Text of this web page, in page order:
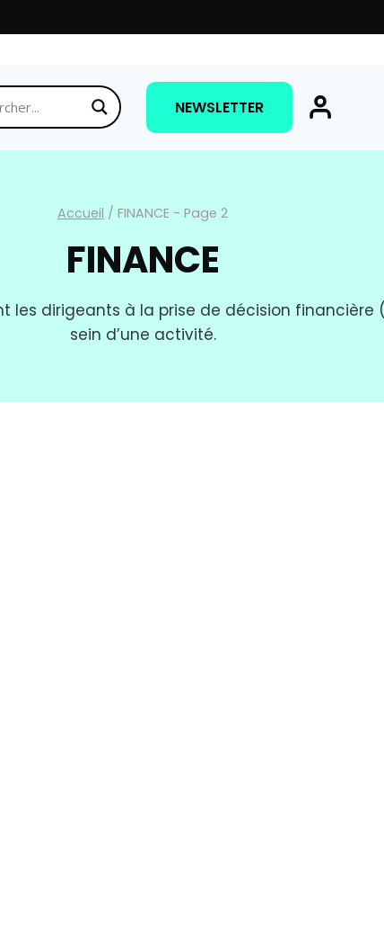
NEWSLETTER
Accueil / FINANCE - Page 2
FINANCE
les dirigeants à la prise de décision
sein d’une activité.